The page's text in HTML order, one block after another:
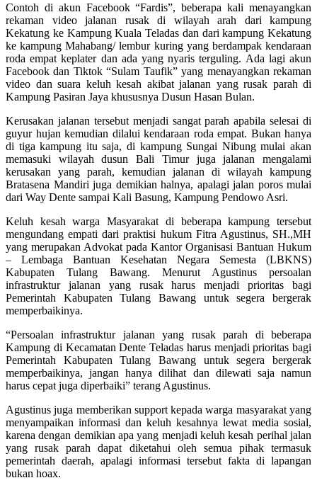
Contoh di akun Facebook “Fardis”, beberapa kali menayangkan
rekaman video jalanan rusak di wilayah arah dari kampung
Kekatung ke Kampung Kuala Teladas dan dari kampung Kekatung
ke kampung Mahabang/ lembur kuring yang berdampak kendaraan
roda empat keplater dan ada yang nyaris terguling. Ada lagi akun
Facebook dan Tiktok “Sulam Taufik” yang menayangkan rekaman
video dan suara keluh kesah akibat jalanan yang rusak parah di
Kampung Pasiran Jaya khususnya Dusun Hasan Bulan.
Kerusakan jalanan tersebut menjadi sangat parah apabila selesai di
guyur hujan kemudian dilalui kendaraan roda empat. Bukan hanya
di tiga kampung itu saja, di kampung Sungai Nibung mulai akan
memasuki wilayah dusun Bali Timur juga jalanan mengalami
kerusakan yang parah, kemudian jalanan di wilayah kampung
Bratasena Mandiri juga demikian halnya, apalagi jalan poros mulai
dari Way Dente sampai Kali Basung, Kampung Pendowo Asri.
Keluh kesah warga Masyarakat di beberapa kampung tersebut
mengundang empati dari praktisi hukum Fitra Agustinus, SH.,MH
yang merupakan Advokat pada Kantor Organisasi Bantuan Hukum
– Lembaga Bantuan Kesehatan Negara Semesta (LBKNS)
Kabupaten Tulang Bawang. Menurut Agustinus persoalan
infrastruktur jalanan yang rusak harus menjadi prioritas bagi
Pemerintah Kabupaten Tulang Bawang untuk segera bergerak
memperbaikinya.
“Persoalan infrastruktur jalanan yang rusak parah di beberapa
Kampung di Kecamatan Dente Teladas harus menjadi prioritas bagi
Pemerintah Kabupaten Tulang Bawang untuk segera bergerak
memperbaikinya, jangan hanya dilihat dan dilewati saja namun
harus cepat juga diperbaiki” terang Agustinus.
Agustinus juga memberikan support kepada warga masyarakat yang
menyampaikan informasi dan keluh kesahnya lewat media sosial,
karena dengan demikian apa yang menjadi keluh kesah perihal jalan
yang rusak parah dapat diketahui oleh semua pihak termasuk
pemerintah daerah, apalagi informasi tersebut fakta di lapangan
bukan hoax.